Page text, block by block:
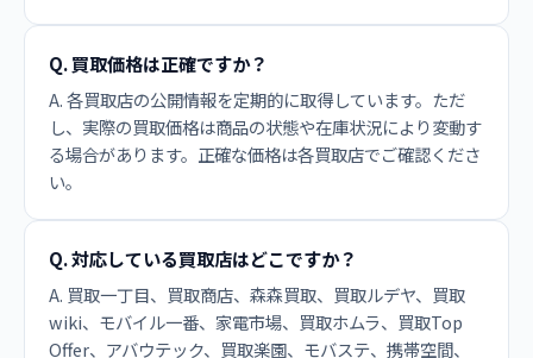
Q. 買取価格は正確ですか？
A. 各買取店の公開情報を定期的に取得しています。ただ
し、実際の買取価格は商品の状態や在庫状況により変動す
る場合があります。正確な価格は各買取店でご確認くださ
い。
Q. 対応している買取店はどこですか？
A. 買取一丁目、買取商店、森森買取、買取ルデヤ、買取
wiki、モバイル一番、家電市場、買取ホムラ、買取Top
Offer、アバウテック、買取楽園、モバステ、携帯空間、